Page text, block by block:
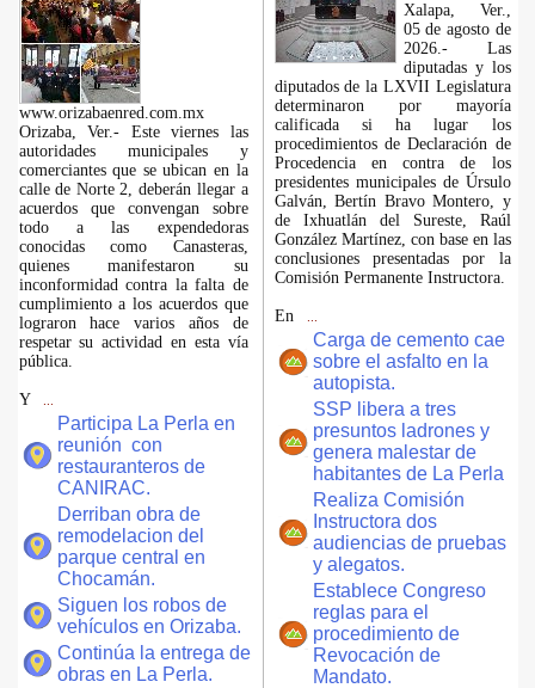
www.orizabaenred.com.mx
Orizaba, Ver.- Este viernes las
autoridades municipales y
comerciantes que se ubican en la
calle de Norte 2, deberán llegar a
acuerdos que convengan sobre
todo a las expendedoras
conocidas como Canasteras,
quienes manifestaron su
inconformidad contra la falta de
cumplimiento a los acuerdos que
lograron hace varios años de
respetar su actividad en esta vía
pública.
Y
Participa La Perla en
reunión con
restauranteros de
CANIRAC.
Derriban obra de
remodelacion del
parque central en
Chocamán.
Siguen los robos de
vehículos en Orizaba.
Continúa la entrega de
obras en La Perla.
Xalapa, Ver.,
05 de agosto de
2026.- Las
diputadas y los
diputados de la LXVII Legislatura
determinaron por mayoría
calificada si ha lugar los
procedimientos de Declaración de
Procedencia en contra de los
presidentes municipales de Úrsulo
Galván, Bertín Bravo Montero, y
de Ixhuatlán del Sureste, Raúl
González Martínez, con base en las
conclusiones presentadas por la
Comisión Permanente Instructora.
En
Carga de cemento cae
sobre el asfalto en la
autopista.
SSP libera a tres
presuntos ladrones y
genera malestar de
habitantes de La Perla
Realiza Comisión
Instructora dos
audiencias de pruebas
y alegatos.
Establece Congreso
reglas para el
procedimiento de
Revocación de
Mandato.